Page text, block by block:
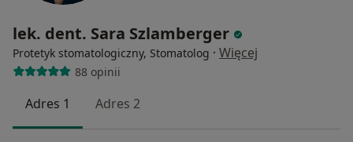
lek. dent. Sara Szlamberger
Protetyk stomatologiczny, Stomatolog · Więcej
88 opinii
Adres 1 Adres 2